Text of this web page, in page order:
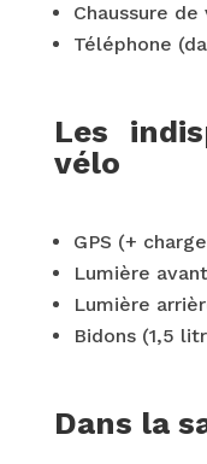
Chaussure de
Téléphone
Les
vélo
GPS (+
Lumière
Lumière
Bidons (1,5
Dans la